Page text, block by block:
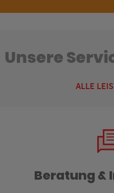
Unsere
ALLE
Beratung